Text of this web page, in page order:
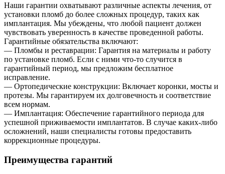
Наши гарантии охватывают различные аспекты лечения, от
установки пломб до более сложных процедур, таких как
имплантация. Мы убеждены, что любой пациент должен
чувствовать уверенность в качестве проведенной работы.
Гарантийные обязательства включают:
— Пломбы и реставрации: Гарантия на материалы и работу
по установке пломб. Если с ними что-то случится в
гарантийный период, мы предложим бесплатное
исправление.
— Ортопедические конструкции: Включает коронки, мосты и
протезы. Мы гарантируем их долговечность и соответствие
всем нормам.
— Имплантация: Обеспечение гарантийного периода для
успешной приживаемости имплантатов. В случае каких-либо
осложнений, наши специалисты готовы предоставить
коррекционные процедуры.
Преимущества гарантий